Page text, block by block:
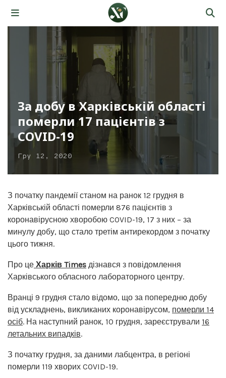
За добу в Харківській області
померли 17 пацієнтів з
COVID-19
Гру 12, 2020
З початку пандемії станом на ранок 12 грудня в
Харківській області померли 876 пацієнтів з
коронавірусною хворобою COVID-19, 17 з них – за
минулу добу, що стало третім антирекордом з початку
цього тижня.
Про це Харків Times дізнався з повідомлення
Харківського обласного лабораторного центру.
Вранці 9 грудня стало відомо, що за попередню добу
від ускладнень, викликаних коронавірусом, померли 14
осіб. На наступний ранок, 10 грудня, зареєстрували 16
летальних випадків.
З початку грудня, за даними лабцентра, в регіоні
померли 119 хворих COVID-19.